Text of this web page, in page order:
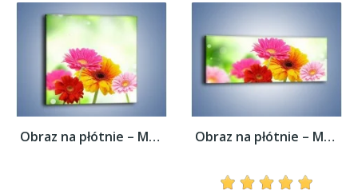
Obraz na płótnie – Małe kolorowe gerberki... Obraz na płótnie – Małe kolorowe gerberki...